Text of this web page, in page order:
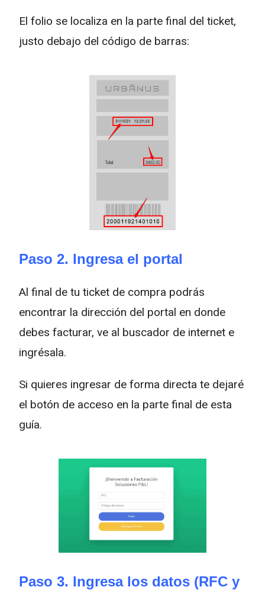
El folio se localiza en la parte final del ticket,
justo debajo del código de barras:
Paso 2. Ingresa el portal
Al final de tu ticket de compra podrás
encontrar la dirección del portal en donde
debes facturar, ve al buscador de internet e
ingrésala.
Si quieres ingresar de forma directa te dejaré
el botón de acceso en la parte final de esta
guía.
Paso 3. Ingresa los datos (RFC y